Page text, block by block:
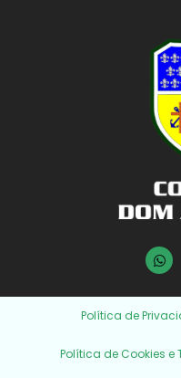
Política de
Política de Cookies